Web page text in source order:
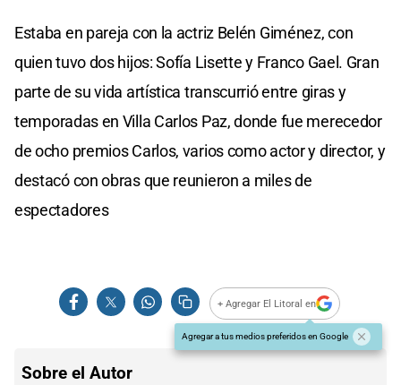
Estaba en pareja con la actriz Belén Giménez, con
quien tuvo dos hijos: Sofía Lisette y Franco Gael. Gran
parte de su vida artística transcurrió entre giras y
temporadas en Villa Carlos Paz, donde fue merecedor
de ocho premios Carlos, varios como actor y director, y
destacó con obras que reunieron a miles de
espectadores
+ Agregar El Litoral en
Agregar a tus medios preferidos en Google
Sobre el Autor